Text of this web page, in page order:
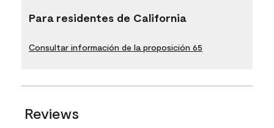
Para residentes de California
Consultar información de la proposición 65
Reviews